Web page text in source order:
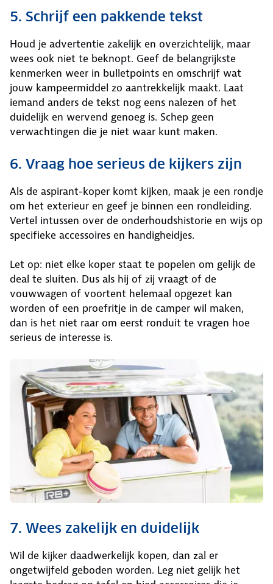
5. Schrijf een pakkende tekst
Houd je advertentie zakelijk en overzichtelijk, maar
wees ook niet te beknopt. Geef de belangrijkste
kenmerken weer in bulletpoints en omschrijf wat
jouw kampeermiddel zo aantrekkelijk maakt. Laat
iemand anders de tekst nog eens nalezen of het
duidelijk en wervend genoeg is. Schep geen
verwachtingen die je niet waar kunt maken.
6. Vraag hoe serieus de kijkers zijn
Als de aspirant-koper komt kijken, maak je een rondje
om het exterieur en geef je binnen een rondleiding.
Vertel intussen over de onderhoudshistorie en wijs op
specifieke accessoires en handigheidjes.
Let op: niet elke koper staat te popelen om gelijk de
deal te sluiten. Dus als hij of zij vraagt of de
vouwwagen of voortent helemaal opgezet kan
worden of een proefritje in de camper wil maken,
dan is het niet raar om eerst ronduit te vragen hoe
serieus de interesse is.
7. Wees zakelijk en duidelijk
Wil de kijker daadwerkelijk kopen, dan zal er
ongetwijfeld geboden worden. Leg niet gelijk het